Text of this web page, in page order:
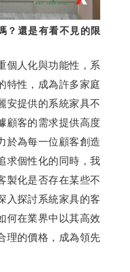
？還是有看不見的限
個人化與功能性，系
特性，成為許多家庭
安提供的系統家具不
顧客的需求提供高度
於為每一位顧客創造
求個性化的同時，我
製化是否存在某些不
入探討系統家具的客
何在業界中以其高效
理的價格，成為領先